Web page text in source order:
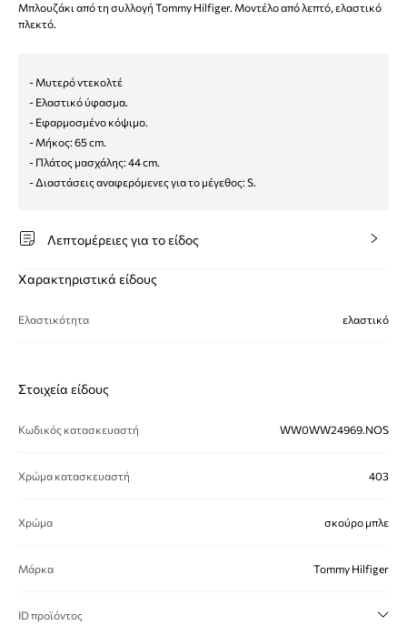
Μπλουζάκι από τη συλλογή Tommy Hilfiger. Μοντέλο από λεπτό, ελαστικό
πλεκτό.
- Μυτερό ντεκολτέ
- Ελαστικό ύφασμα.
- Εφαρμοσμένο κόψιμο.
- Μήκος: 65 cm.
- Πλάτος μασχάλης: 44 cm.
- Διαστάσεις αναφερόμενες για το μέγεθος: S.
Λεπτομέρειες για το είδος
Χαρακτηριστικά είδους
Ελαστικότητα ελαστικό
Στοιχεία είδους
Κωδικός κατασκευαστή WW0WW24969.NOS
Χρώμα κατασκευαστή 403
Χρώμα σκούρο μπλε
Μάρκα Tommy Hilfiger
ID προϊόντος